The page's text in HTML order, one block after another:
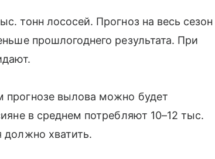
тонн лососей. Прогноз на весь сезон
прошлогоднего результата. При
прогнозе вылова можно будет
в среднем потребляют 10–12 тыс.
должно хватить.